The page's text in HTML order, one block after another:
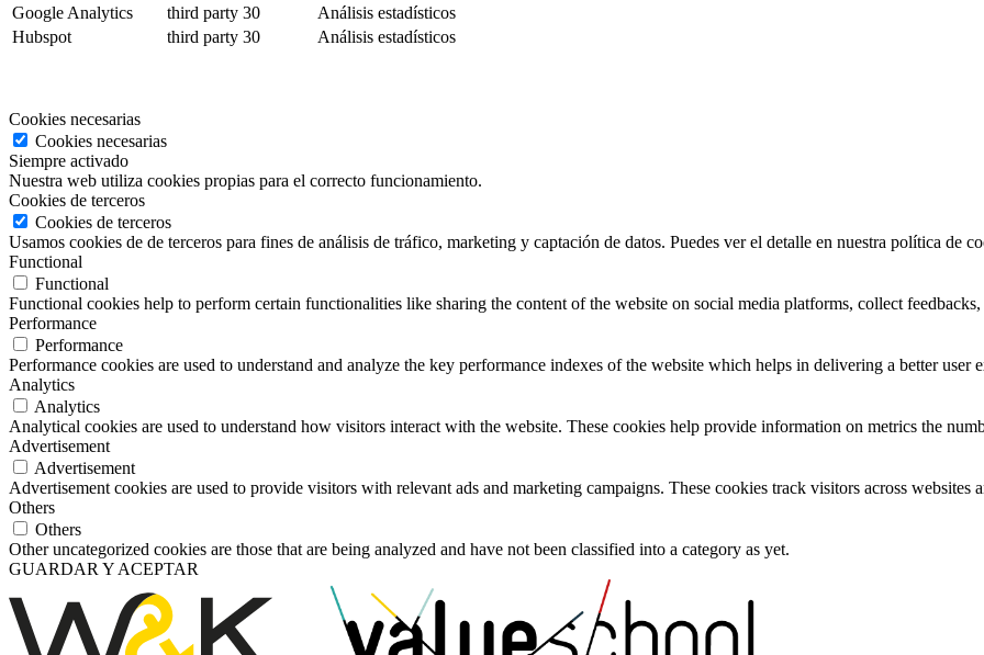
Google Analytics
third party 30
Análisis estadísticos
Hubspot
third party 30 Análisis estadísticos
Cookies necesarias
Cookies necesarias
Siempre activado
Nuestra web utiliza cookies propias para el correcto funcionamiento.
Cookies de terceros
Cookies de terceros
Usamos cookies de de terceros para fines de análisis de tráfico, marketing y captación de datos. Puedes ver el detalle en nuestra política de
Functional
Functional
Functional cookies help to perform certain functionalities like sharing the content of the website on social media platforms, collect
Performance
Performance
Performance cookies are used to understand and analyze the key performance indexes of the website which helps in delivering a better user
Analytics
Analytics
Analytical cookies are used to understand how visitors interact with the website. These cookies help provide information on metrics the
Advertisement
Advertisement
Advertisement cookies are used to provide visitors with relevant ads and marketing campaigns. These cookies track visitors across
Others
Others
Other uncategorized cookies are those that are being analyzed and have not been classified into a category as yet.
GUARDAR Y ACEPTAR